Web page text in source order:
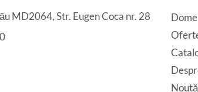
MD2064, Str. Eugen Coca nr. 28